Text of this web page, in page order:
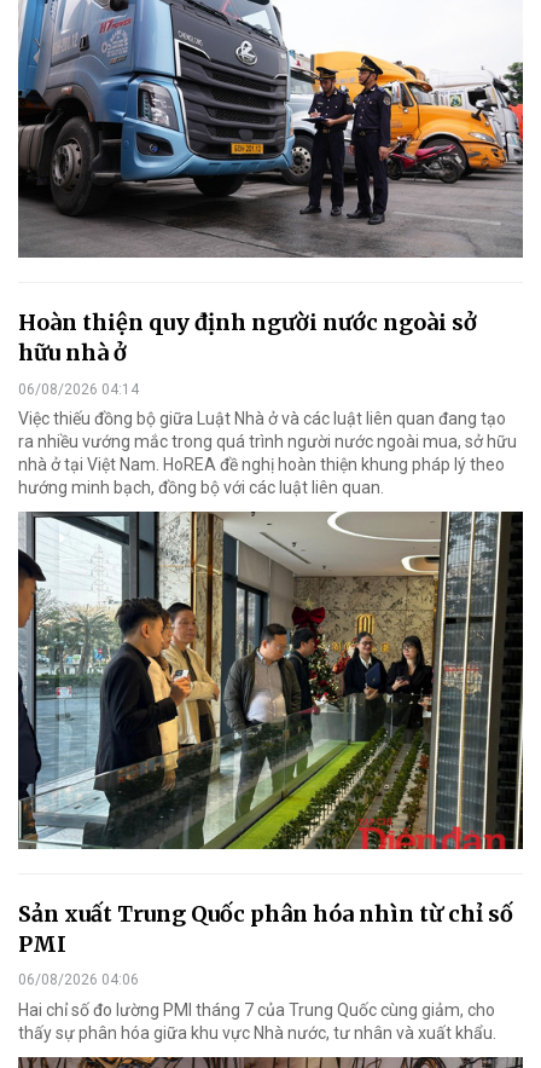
Hoàn thiện quy định người nước ngoài sở
hữu nhà ở
06/08/2026 04:14
Việc thiếu đồng bộ giữa Luật Nhà ở và các luật liên quan đang tạo
ra nhiều vướng mắc trong quá trình người nước ngoài mua, sở hữu
nhà ở tại Việt Nam. HoREA đề nghị hoàn thiện khung pháp lý theo
hướng minh bạch, đồng bộ với các luật liên quan.
Sản xuất Trung Quốc phân hóa nhìn từ chỉ số
PMI
06/08/2026 04:06
Hai chỉ số đo lường PMI tháng 7 của Trung Quốc cùng giảm, cho
thấy sự phân hóa giữa khu vực Nhà nước, tư nhân và xuất khẩu.